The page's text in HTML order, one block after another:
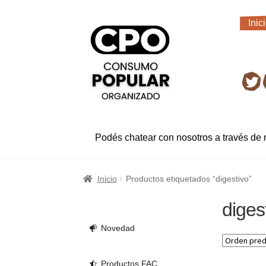
navegación
al
contenido
Podés chatear con nosotros a través de
Inicio Productos etiquetados “digestivo”
Novedad
Productos FAC.